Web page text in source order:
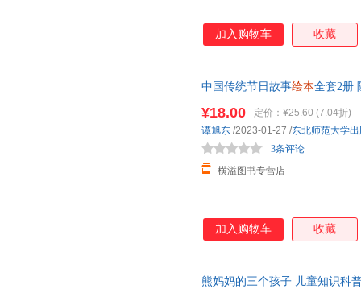
加入购物车 收藏
中国传统节日故事绘本全套2册
¥18.00 定价： ¥25.60 (7.04折)
横溢图书专营店
3条评论
谭旭东 /2023-01-27 /东北师范大学
加入购物车 收藏
熊妈妈的三个孩子 儿童知识科